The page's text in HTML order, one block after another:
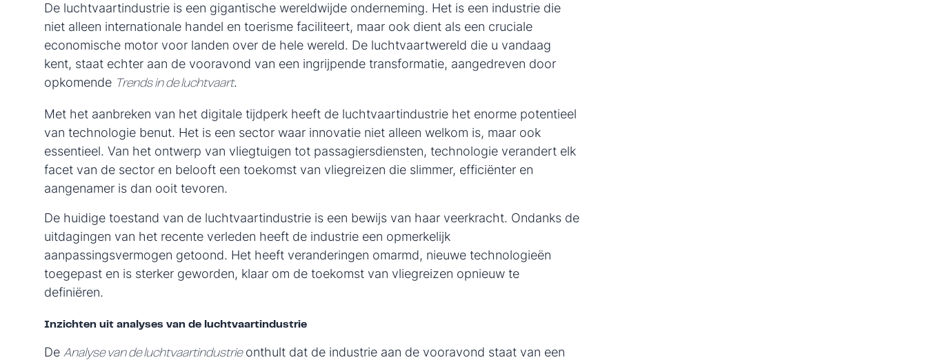
De luchtvaartindustrie is een gigantische wereldwijde onderneming. Het is een industrie die
niet alleen internationale handel en toerisme faciliteert, maar ook dient als een cruciale
economische motor voor landen over de hele wereld. De luchtvaartwereld die u vandaag
kent, staat echter aan de vooravond van een ingrijpende transformatie, aangedreven door
opkomende
Trends in de luchtvaart.
Met het aanbreken van het digitale tijdperk heeft de luchtvaartindustrie het enorme potentieel
van technologie benut. Het is een sector waar innovatie niet alleen welkom is, maar ook
essentieel. Van het ontwerp van vliegtuigen tot passagiersdiensten, technologie verandert elk
facet van de sector en belooft een toekomst van vliegreizen die slimmer, efficiënter en
aangenamer is dan ooit tevoren.
De huidige toestand van de luchtvaartindustrie is een bewijs van haar veerkracht. Ondanks de
uitdagingen van het recente verleden heeft de industrie een opmerkelijk
aanpassingsvermogen getoond. Het heeft veranderingen omarmd, nieuwe technologieën
toegepast en is sterker geworden, klaar om de toekomst van vliegreizen opnieuw te
definiëren.
Inzichten uit analyses van de luchtvaartindustrie
De Analyse van de luchtvaartindustrieonthult dat de industrie aan de vooravond staat van een